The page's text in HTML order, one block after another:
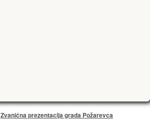
Zvanična prezentacija grada Požarevca